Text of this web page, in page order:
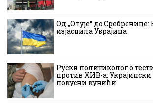
Од „Олује“ до Сребренице:
изјаснила Украјина
Руски политиколог о
против ХИВ-а: Украјински
покусни кунићи